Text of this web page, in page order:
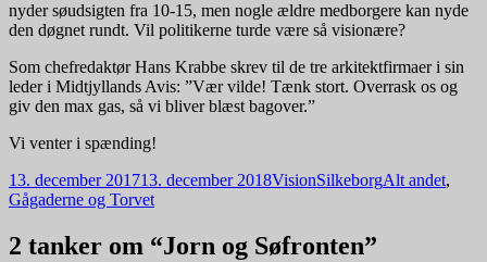
nyder søudsigten fra 10-15, men nogle ældre medborgere kan nyde
den døgnet rundt. Vil politikerne turde være så visionære?
Som chefredaktør Hans Krabbe skrev til de tre arkitektfirmaer i sin
leder i Midtjyllands Avis: ”Vær vilde! Tænk stort. Overrask os og
giv den max gas, så vi bliver blæst bagover.”
Vi venter i spænding!
Udgivet
i
13. december 201713. december 2018Forfatter
VisionSilkeborgKategorier
Alt andet,
Gågaderne og Torvet
2 tanker om “Jorn og Søfronten”